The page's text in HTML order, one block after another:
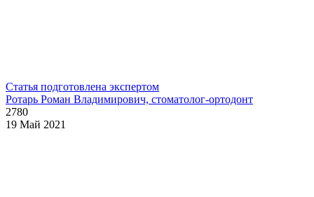
Статья подготовлена экспертом
Ротарь Роман Владимирович, стоматолог-ортодонт
2780
19 Май 2021